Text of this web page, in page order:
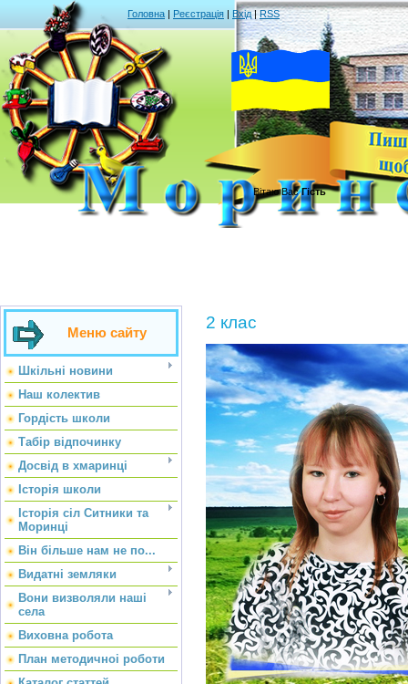
Головна | Реєстрація | Вхід| RSS
Вітаю Вас Гість
Меню сайту
Шкільні новини
Наш колектив
Гордість школи
Табір відпочинку
Досвід в хмаринці
Історія школи
Історія сіл Ситники та
Моринці
Він більше нам не по...
Видатні земляки
Вони визволяли наші
села
Виховна робота
План методичноі роботи
2 клас